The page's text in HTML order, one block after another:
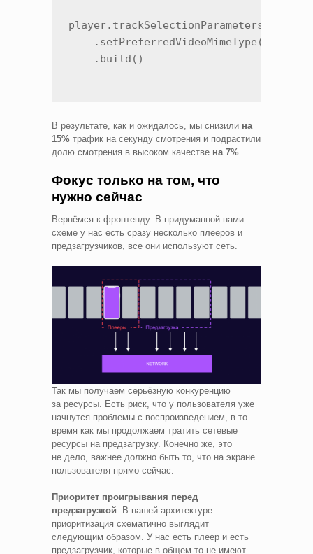
player.trackSelectionParameters =
    .build()
В результате, как и ожидалось, мы снизили на
15% трафик на секунду смотрения и подрастили
долю смотрения в высоком качестве на 7%.
Фокус только на том, что
нужно сейчас
Вернёмся к фронтенду. В придуманной нами
схеме у нас есть сразу несколько плееров и
предзагрузчиков, все они используют сеть.
Так мы получаем серьёзную конкуренцию
за ресурсы. Есть риск, что у пользователя уже
начнутся проблемы с воспроизведением, в то
время как мы продолжаем тратить сетевые
ресурсы на предзагрузку. Конечно же, это
не дело, важнее должно быть то, что на экране
пользователя прямо сейчас.
Приоритет проигрывания перед
предзагрузкой . В нашей архитектуре
приоритизация схематично выглядит
следующим образом. У нас есть плеер и есть
предзагрузчик, которые в общем‑то не имеют